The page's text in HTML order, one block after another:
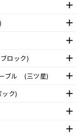
ロック)
ブル (三ツ星)
ク)